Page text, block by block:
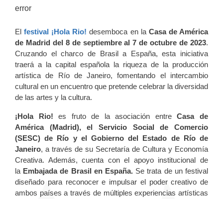
error
Elfestival ¡Hola Rio! desemboca en la Casa de América
de Madrid del 8 de septiembre al 7 de octubre de 2023.
Cruzando el charco de Brasil a España, esta iniciativa
traerá a la capital española la riqueza de la producción
artística de Río de Janeiro, fomentando el intercambio
cultural en un encuentro que pretende celebrar la diversidad
de las artes y la cultura.
¡Hola Rio! es fruto de la asociación entreCasa de
América (Madrid), el Servicio Social de Comercio
(SESC) de Río y el Gobierno del Estado de Río de
Janeiro, a través de su Secretaría de Cultura y Economía
Creativa. Además, cuenta con el apoyo institucional de
la Embajada de Brasil en España. Se trata de un festival
diseñado para reconocer e impulsar el poder creativo de
ambos países a través de múltiples experiencias artísticas